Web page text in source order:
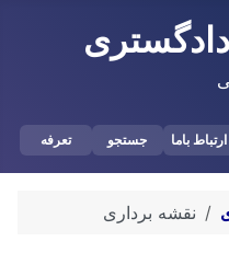
ارتباط باما جستجو تعرفه
نقشه برداری